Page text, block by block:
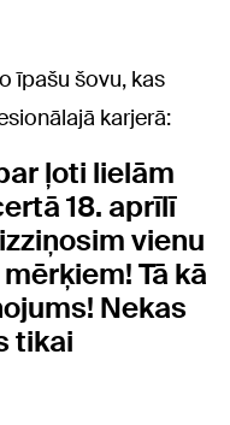
īpašu šovu, kas
karjerā:
ļoti lielām
18. aprīlī
vienu
Tā kā
Nekas
tikai